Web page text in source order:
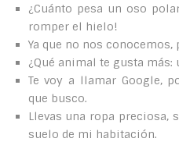
¿Cuánto pesa un oso
romper el hielo!
Ya que no nos
¿Qué animal te gusta
Te voy a llamar Google,
que busco.
Llevas una ropa preciosa,
suelo de mi habitación.